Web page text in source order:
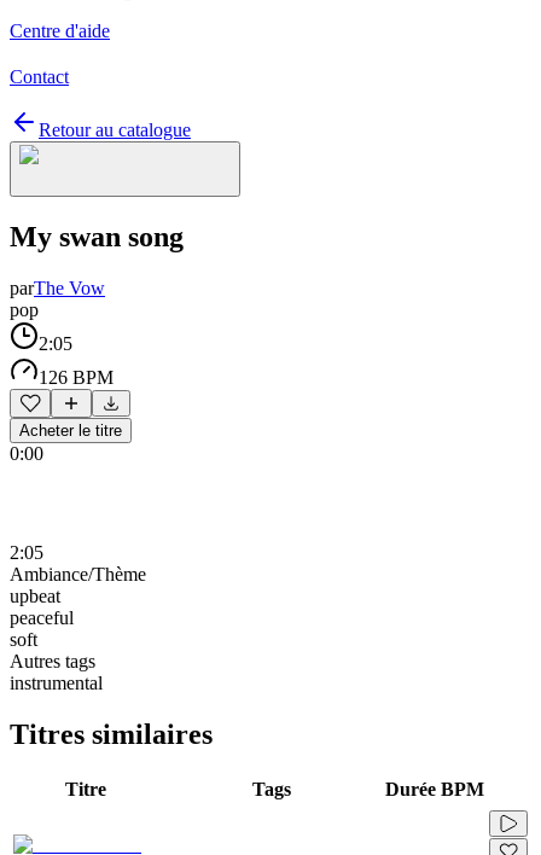
Centre d'aide
Contact
Retour au catalogue
My swan song
parThe Vow
pop
2:05
126 BPM
Acheter le titre
0:00
2:05
Ambiance/Thème
upbeat
peaceful
soft
Autres tags
instrumental
Titres similaires
Titre Tags Durée BPM